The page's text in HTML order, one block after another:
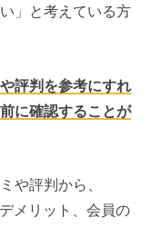
」と考えている方
評判を参考にすれ
に確認することが
や評判から、
メリット、会員の